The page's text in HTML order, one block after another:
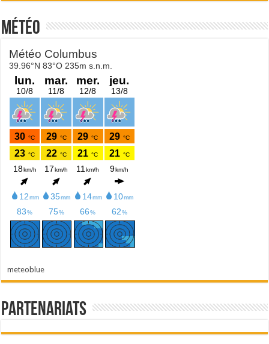
Météo
meteoblue
Partenariats